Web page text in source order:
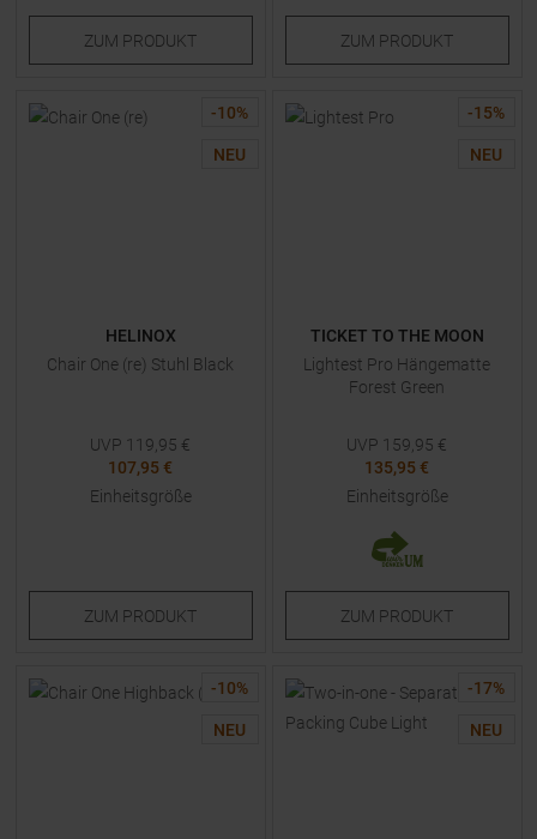
ZUM PRODUKT ZUM PRODUKT
-10%
NEU
HELINOX
Chair One (re) Stuhl Black
UVP 119,95 €
107,95 €
Einheitsgröße
ZUM PRODUKT
-15%
NEU
TICKET TO THE MOON
Lightest Pro Hängematte
Forest Green
UVP 159,95 €
135,95 €
Einheitsgröße
ZUM PRODUKT
-10%
NEU
-17%
NEU